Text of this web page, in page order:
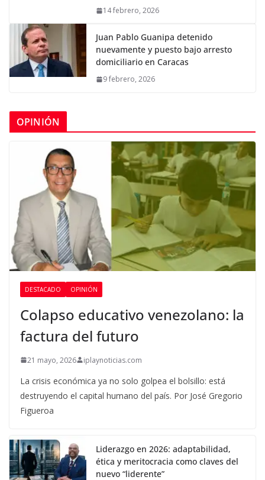
14 febrero, 2026
Juan Pablo Guanipa detenido
nuevamente y puesto bajo arresto
domiciliario en Caracas
9 febrero, 2026
OPINIÓN
DESTACADO OPINIÓN
Colapso educativo venezolano: la
factura del futuro
21 mayo, 2026 iplaynoticias.com
La crisis económica ya no solo golpea el bolsillo: está
destruyendo el capital humano del país. Por José Gregorio
Figueroa
Liderazgo en 2026: adaptabilidad,
ética y meritocracia como claves del
nuevo “liderente”